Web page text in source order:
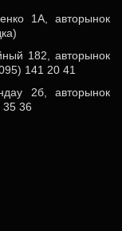
1А, авторынок
182, авторынок
141 20 41
2б, авторынок
35 36